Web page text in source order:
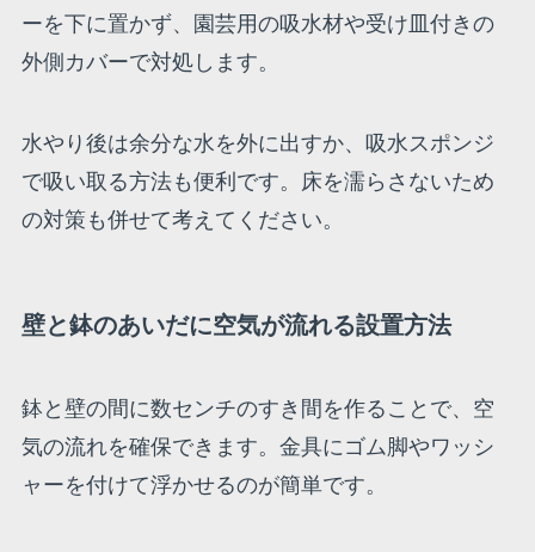
ーを下に置かず、園芸用の吸水材や受け皿付きの
外側カバーで対処します。
水やり後は余分な水を外に出すか、吸水スポンジ
で吸い取る方法も便利です。床を濡らさないため
の対策も併せて考えてください。
壁と鉢のあいだに空気が流れる設置方法
鉢と壁の間に数センチのすき間を作ることで、空
気の流れを確保できます。金具にゴム脚やワッシ
ャーを付けて浮かせるのが簡単です。